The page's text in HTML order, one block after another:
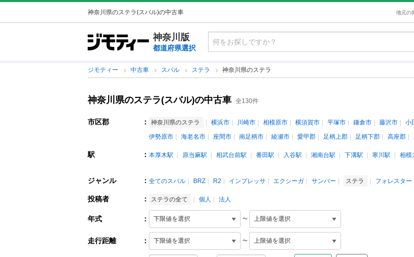
神奈川県のステラ(スバル)の中古車 地元の
神奈川版
都道府県選択
ジモティー 中古車 スバル ステラ 神奈川県のステラ
神奈川県のステラ(スバル)の中古車 全130件
市区郡 ： 神奈川県のステラ 横浜市 川崎市 相模原市 横須賀市 平塚市 鎌倉市 藤沢市 小
伊勢原市
海老名市 座間市 南足柄市 綾瀬市 愛甲郡 足柄上郡 足柄下郡 高座郡
駅 ： 本厚木駅 原当麻駅 相武台前駅 番田駅 入谷駅 湘南台駅 下溝駅 寒川駅 相模
ジャンル ： 全てのスバル BRZ R2 インプレッサ エクシーガ サンバー ステラ フォレスター
投稿者 ： ステラの全て 個人 法人
年式 ： ~
走行距離 ： ~